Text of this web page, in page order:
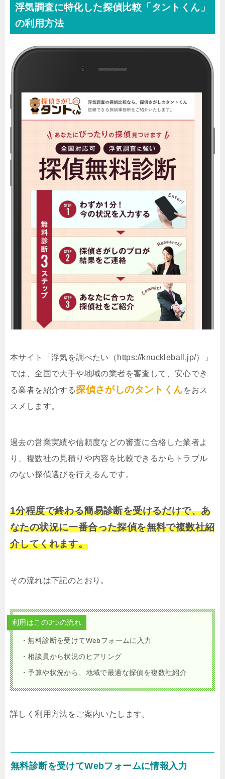
浮気調査に特化した探偵比較「タントくん」
の利用方法
本サイト「浮気を調べたい（https://knuckleball.jp/）」
では、全国で大手や地域の業者を審査して、安心でき
る業者を紹介する探偵さがしのタントくんをおス
スメします。
過去の営業実績や信頼度などの審査に合格した業者よ
り、複数社の見積りや内容を比較できるからトラブル
のない探偵選びを行えるんです。
1分程度で終わる簡易診断を受けるだけで、あ
なたの状況に一番合った探偵を無料で複数社紹
介してくれます。
その流れは下記のとおり。
利用はこの3つの流れ
・無料診断を受けてWebフォームに入力
・相談員から状況のヒアリング
・予算や状況から、地域で最適な探偵を複数社紹介
詳しく利用方法をご案内いたします。
無料診断を受けてWebフォームに情報入力